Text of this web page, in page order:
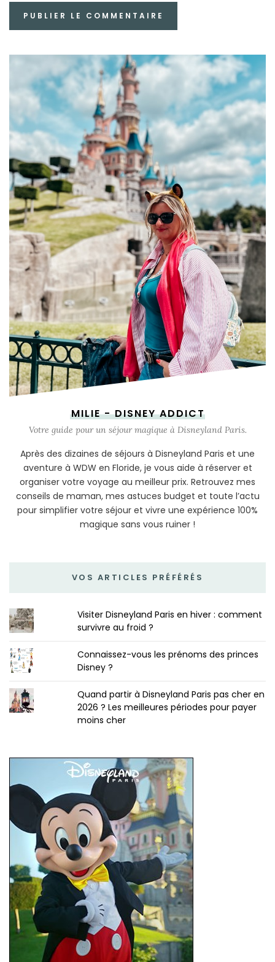
MILIE - DISNEY ADDICT
Votre guide pour un séjour magique à Disneyland Paris.
Après des dizaines de séjours à Disneyland Paris et une
aventure à WDW en Floride, je vous aide à réserver et
organiser votre voyage au meilleur prix. Retrouvez mes
conseils de maman, mes astuces budget et toute l’actu
pour simplifier votre séjour et vivre une expérience 100%
magique sans vous ruiner !
VOS ARTICLES PRÉFÉRÉS
Visiter Disneyland Paris en hiver : comment
survivre au froid ?
Connaissez-vous les prénoms des princes
Disney ?
Quand partir à Disneyland Paris pas cher en
2026 ? Les meilleures périodes pour payer
moins cher